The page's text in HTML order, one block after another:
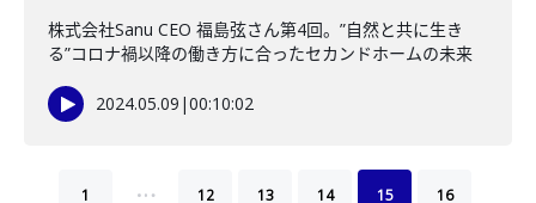
株式会社Sanu CEO 福島弦さん第4回。”自然と共に生き
る”コロナ禍以降の働き方に合ったセカンドホームの未来
2024.05.09 |00:10:02
1 … 12 13 14 15 16